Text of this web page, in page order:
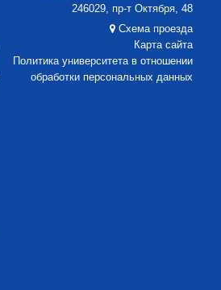
246029, пр-т Октября, 48
Схема проезда
Карта сайта
Политика университета в отношении
обработки персональных данных